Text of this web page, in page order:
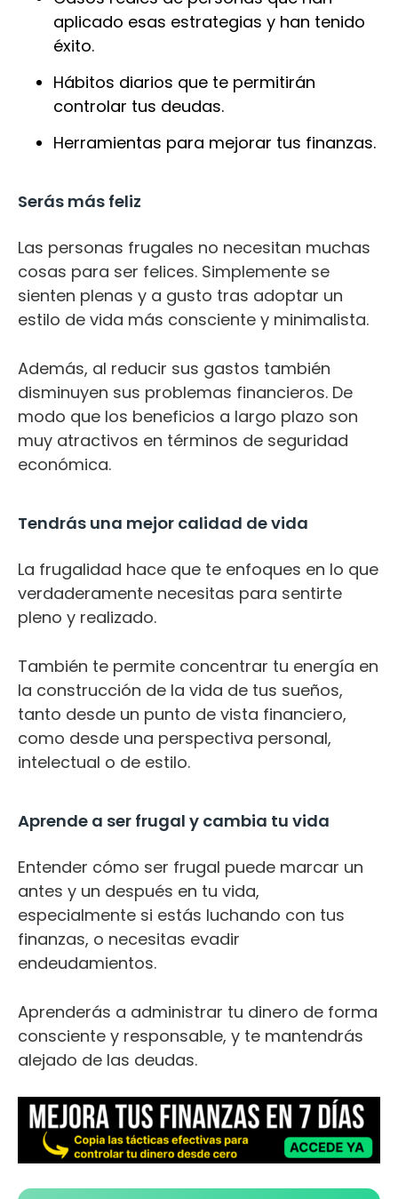
aplicado esas estrategias y han tenido
éxito.
Hábitos diarios que te permitirán
controlar tus deudas.
Herramientas para mejorar tus finanzas.
Serás más feliz
Las personas frugales no necesitan muchas
cosas para ser felices. Simplemente se
sienten plenas y a gusto tras adoptar un
estilo de vida más consciente y minimalista.
Además, al reducir sus gastos también
disminuyen sus problemas financieros. De
modo que los beneficios a largo plazo son
muy atractivos en términos de seguridad
económica.
Tendrás una mejor calidad de vida
La frugalidad hace que te enfoques en lo que
verdaderamente necesitas para sentirte
pleno y realizado.
También te permite concentrar tu energía en
la construcción de la vida de tus sueños,
tanto desde un punto de vista financiero,
como desde una perspectiva personal,
intelectual o de estilo.
Aprende a ser frugal y cambia tu vida
Entender cómo ser frugal puede marcar un
antes y un después en tu vida,
especialmente si estás luchando con tus
finanzas, o necesitas evadir
endeudamientos.
Aprenderás a administrar tu dinero de forma
consciente y responsable, y te mantendrás
alejado de las deudas.